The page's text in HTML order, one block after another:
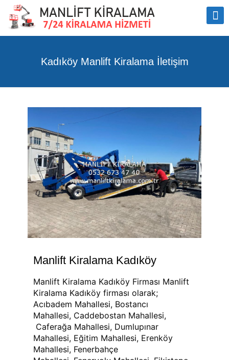
Kadıköy Manlift Kiralama İletişim
Manlift Kiralama Kadıköy
Manlift Kiralama Kadıköy Firması Manlift
Kiralama Kadıköy firması olarak;
Acıbadem Mahallesi, Bostancı
Mahallesi, Caddebostan Mahallesi,
Caferağa Mahallesi, Dumlupınar
Mahallesi, Eğitim Mahallesi, Erenköy
Mahallesi, Fenerbahçe